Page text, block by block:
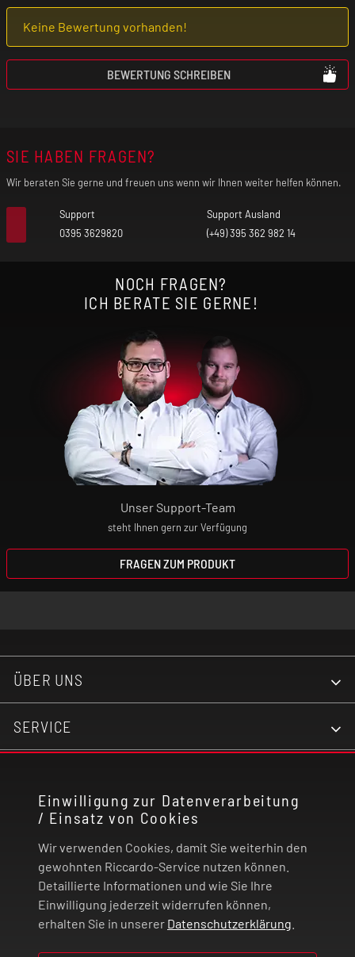
Einwilligung zur Datenverarbeitung
/ Einsatz von Cookies
Wir verwenden Cookies, damit Sie weiterhin den
gewohnten Riccardo-Service nutzen können.
Detaillierte Informationen und wie Sie Ihre
Einwilligung jederzeit widerrufen können,
erhalten Sie in unserer Datenschutzerklärung
Keine Bewertung vorhanden!
BEWERTUNG SCHREIBEN
SIE HABEN FRAGEN?
Wir beraten Sie gerne und freuen uns wenn wir Ihnen weiter helfen können.
Support
0395 3629820
Support Ausland
(+49) 395 362 982 14
NOCH FRAGEN?
ICH BERATE SIE GERNE!
Unser Support-Team
steht Ihnen gern zur Verfügung
FRAGEN ZUM PRODUKT
ÜBER UNS
SERVICE
RECHTLICHES
ZAHLUNG UND VERSAND
VERTRAG WIDERRUFEN